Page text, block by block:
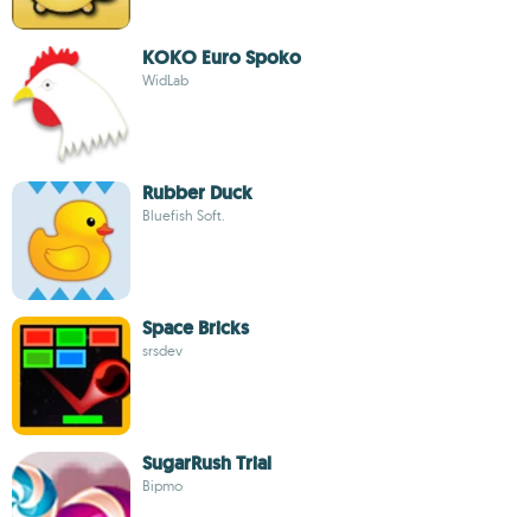
KOKO Euro Spoko
WidLab
Rubber Duck
Bluefish Soft.
Space Bricks
srsdev
SugarRush Trial
Bipmo